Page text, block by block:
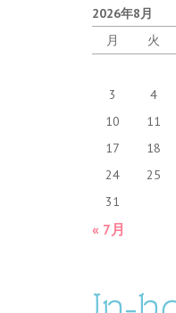
2026年8月
月
火
3
4
10
11
17
18
24
25
31
« 7月